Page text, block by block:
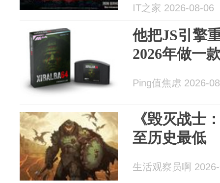
IT之家 2026-08-06
他把JS引擎
2026年做一
Ping值焦虑 2026-
《毁灭战士
至历史最低
生活观察员啊